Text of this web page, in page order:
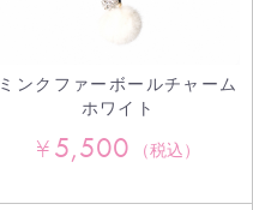
ミンクファーボールチャーム
ホワイト
¥5,500 （税込）